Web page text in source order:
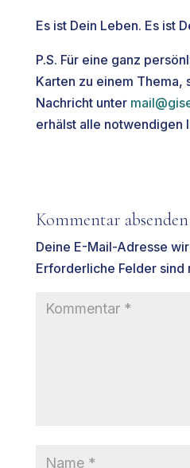
Es ist Dein Leben. Es ist
P.S. Für eine ganz
Karten zu einem Thema,
Nachricht unter
erhälst alle notwendigen
Kommentar absenden
Deine E-Mail-Adresse
Erforderliche Felder sind